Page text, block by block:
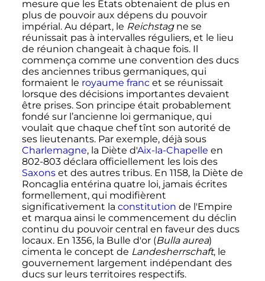
mesure que les États obtenaient de plus en
plus de pouvoir aux dépens du pouvoir
impérial. Au départ, le Reichstagne se
réunissait pas à intervalles réguliers, et le lieu
de réunion changeait à chaque fois. Il
commença comme une convention des ducs
des anciennes tribus germaniques, qui
formaient le royaume francet se réunissait
lorsque des décisions importantes devaient
être prises. Son principe était probablement
fondé sur l’ancienne loi germanique, qui
voulait que chaque chef tînt son autorité de
ses lieutenants. Par exemple, déjà sous
Charlemagne, la Diète d'Aix-la-Chapelle en
802-803 déclara officiellement les lois des
Saxonset des autres tribus. En 1158, la Diète de
Roncaglia entérina quatre loi, jamais écrites
formellement, qui modifièrent
significativement la constitution de l'Empire
et marqua ainsi le commencement du déclin
continu du pouvoir central en faveur des ducs
locaux. En 1356, la Bulle d'or (Bulla aurea)
cimenta le concept de Landesherrschaft, le
gouvernement largement indépendant des
ducs sur leurs territoires respectifs.